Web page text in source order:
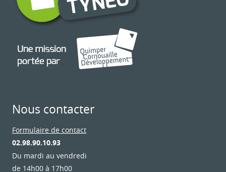
Nous contacter
Formulaire de contact
02.98.90.10.93
Du mardi au vendredi
de 14h00 à 17h00